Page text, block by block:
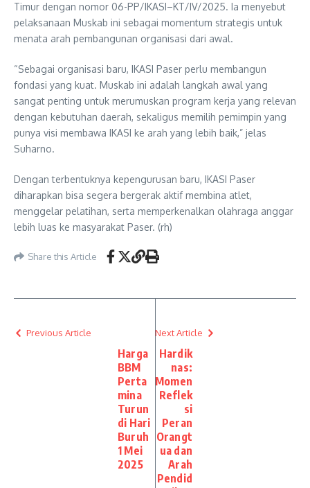
Timur dengan nomor 06-PP/IKASI–KT/IV/2025. Ia menyebut
pelaksanaan Muskab ini sebagai momentum strategis untuk
menata arah pembangunan organisasi dari awal.
“Sebagai organisasi baru, IKASI Paser perlu membangun
fondasi yang kuat. Muskab ini adalah langkah awal yang
sangat penting untuk merumuskan program kerja yang relevan
dengan kebutuhan daerah, sekaligus memilih pemimpin yang
punya visi membawa IKASI ke arah yang lebih baik,” jelas
Suharno.
Dengan terbentuknya kepengurusan baru, IKASI Paser
diharapkan bisa segera bergerak aktif membina atlet,
menggelar pelatihan, serta memperkenalkan olahraga anggar
lebih luas ke masyarakat Paser. (rh)
Share this Article
Previous Article
Harga
BBM
Perta
mina
Turun
di Hari
Buruh
1 Mei
2025
Next Article
Hardik
nas:
Momen
Reflek
si
Peran
Orangt
ua dan
Arah
Pendid